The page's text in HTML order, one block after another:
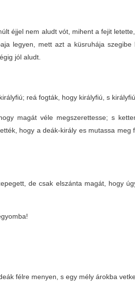
éjjel nem aludt vót, mihent a fejit
legyen, mett azt a küsruhája szegibe
jól aludt.
reá fogták, hogy királyfiú, s
magát véle megszerettesse; s
hogy a deák-király es mutassa meg
de csak elszánta magát, hogy
félre menyen, s egy mély árokba